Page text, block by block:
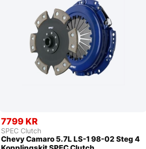
7799 KR
SPEC Clutch
Chevy Camaro 5.7L LS-1 98-02 Steg 4